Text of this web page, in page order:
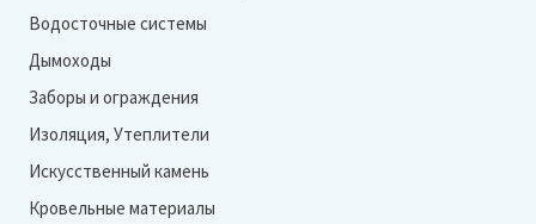
Водосточные системы
Дымоходы
Заборы и ограждения
Изоляция, Утеплители
Искусственный камень
Кровельные материалы